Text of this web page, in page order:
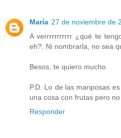
María 27 de noviembre de
A verrrrrrrrrrr ¿qué te
eh?. Ni nombrarla, no sea
Besos, te quiero mucho.
P.D. Lo de las mariposas
una cosa con frutas pero
Responder